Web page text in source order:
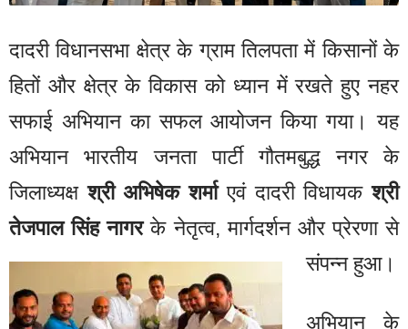
दादरी विधानसभा क्षेत्र के ग्राम तिलपता में किसानों के
हितों और क्षेत्र के विकास को ध्यान में रखते हुए नहर
सफाई अभियान का सफल आयोजन किया गया। यह
अभियान भारतीय जनता पार्टी गौतमबुद्ध नगर के
जिलाध्यक्षश्री अभिषेक शर्माएवं दादरी विधायकश्री
तेजपाल सिंह नागरके नेतृत्व, मार्गदर्शन और प्रेरणा से
संपन्न हुआ।
अभियान के